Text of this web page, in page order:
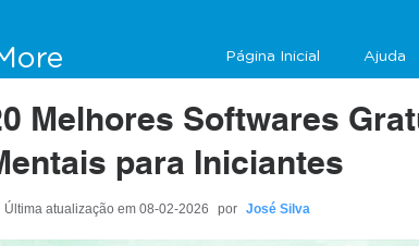
Página Inicial Ajuda
Melhores Softwares
para Iniciantes
Última atualização em 08-02-2026 por José Silva